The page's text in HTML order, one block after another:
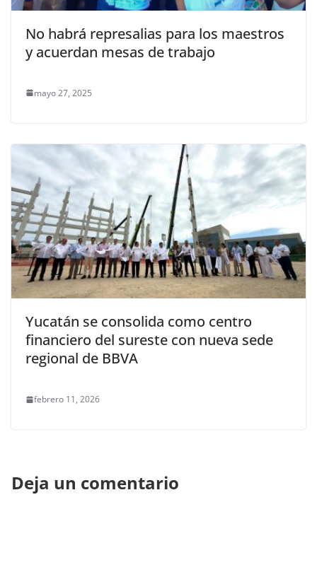
No habrá represalias para los maestros
y acuerdan mesas de trabajo
mayo 27, 2025
Yucatán se consolida como centro
financiero del sureste con nueva sede
regional de BBVA
febrero 11, 2026
Deja un comentario